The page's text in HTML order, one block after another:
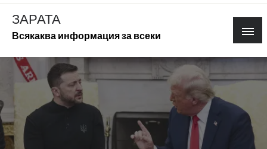
Skip
content
ЗАРАТА
Всякаква информация за всеки